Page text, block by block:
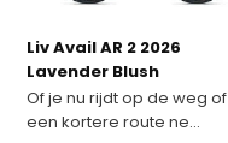
Liv Avail AR 2 2026
Lavender Blush
Of je nu rijdt op de weg of
een kortere route ne...